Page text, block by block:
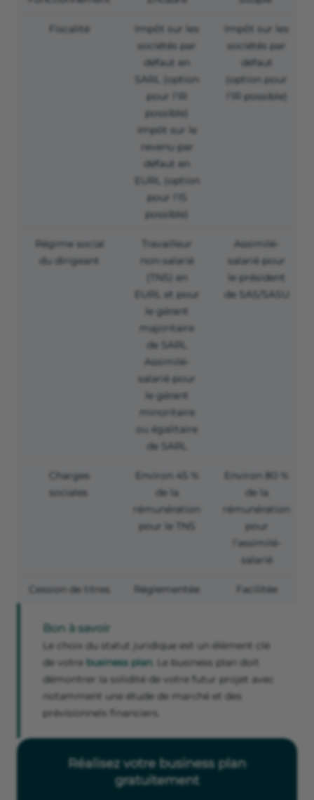
Fiscalité
Impôt sur les
sociétés par
défaut en
SARL (option
pour l’IR
possible)
Impôt sur le
revenu par
défaut en
EURL (option
pour l’IS
possible)
Impôt sur les
sociétés par
défaut
(option pour
l’IR possible)
Régime social
du dirigeant
Travailleur
non-salarié
(TNS) en
EURL et pour
le gérant
majoritaire
de SARL
Assimilé-
salarié pour
le gérant
minoritaire
ou égalitaire
de SARL
Assimilé-
salarié pour
le président
de SAS/SASU
Charges
sociales
Environ 45 %
de la
rémunération
pour le TNS
Environ 80 %
de la
rémunération
pour
l’assimilé-
salarié
Cession de titres Réglementée Facilitée
Bon à savoir
Le choix du statut juridique est un élément clé
de votre business plan. Le business plan doit
démontrer la solidité de votre futur projet avec
notamment une étude de marché et des
prévisionnels financiers.
Réalisez votre business plan
gratuitement